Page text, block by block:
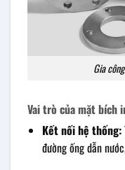
Gia
Vai trò của mặt bích
Kết nối hệ thống:
đường ống dẫn